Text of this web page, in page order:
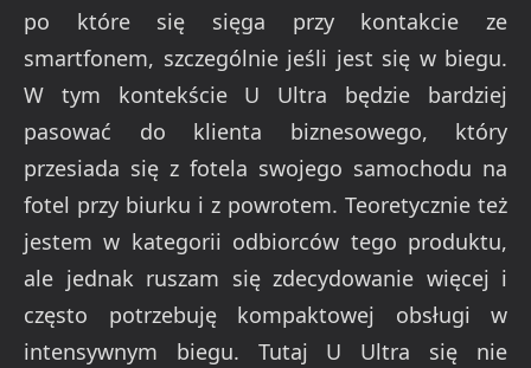
po które się sięga przy kontakcie ze
smartfonem, szczególnie jeśli jest się w biegu.
W tym kontekście U Ultra będzie bardziej
pasować do klienta biznesowego, który
przesiada się z fotela swojego samochodu na
fotel przy biurku i z powrotem. Teoretycznie też
jestem w kategorii odbiorców tego produktu,
ale jednak ruszam się zdecydowanie więcej i
często potrzebuję kompaktowej obsługi w
intensywnym biegu. Tutaj U Ultra się nie